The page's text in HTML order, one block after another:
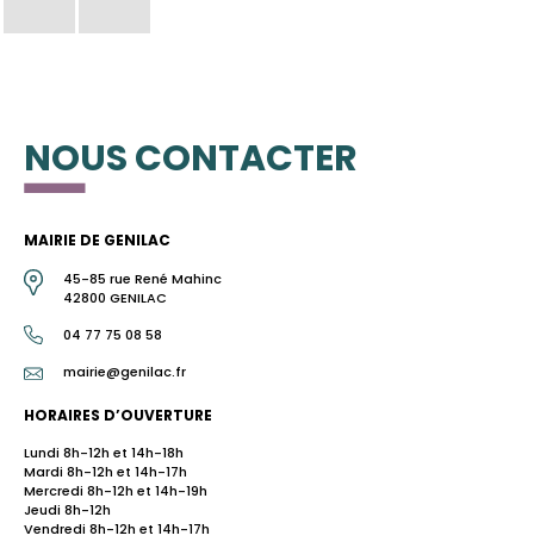
NOUS CONTACTER
MAIRIE DE GENILAC
45-85 rue René Mahinc
42800 GENILAC
04 77 75 08 58
mairie@genilac.fr
HORAIRES D’OUVERTURE
Lundi 8h-12h et 14h-18h
Mardi 8h-12h et 14h-17h
Mercredi 8h-12h et 14h-19h
Jeudi 8h-12h
Vendredi 8h-12h et 14h-17h